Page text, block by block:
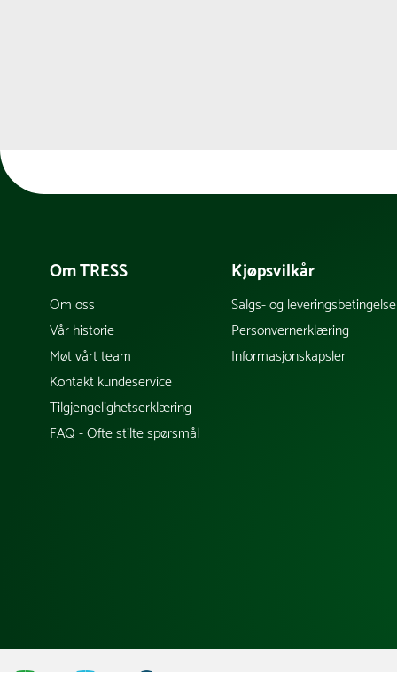
Om TRESS
Om oss
Vår historie
Møt vårt team
Kontakt kundeservice
Tilgjengelighetserklæring
FAQ - Ofte stilte spørsmål
Kjøpsvilkår
Salgs- og
Personvernerklæring
Informasjonskapsler